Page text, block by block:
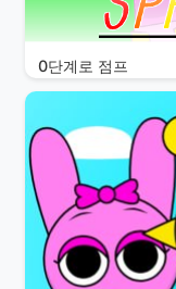
0단계로 점프